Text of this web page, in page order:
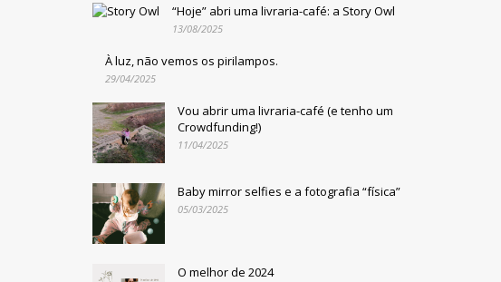
“Hoje” abri uma livraria-café: a Story Owl
13/08/2025
À luz, não vemos os pirilampos.
29/04/2025
Vou abrir uma livraria-café (e tenho um
Crowdfunding!)
11/04/2025
Baby mirror selfies e a fotografia “física”
05/03/2025
O melhor de 2024